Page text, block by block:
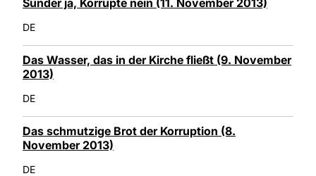
DE
Das Wasser, das in der Kirche fließt (9. November
2013)
DE
Das schmutzige Brot der Korruption (8.
November 2013)
DE